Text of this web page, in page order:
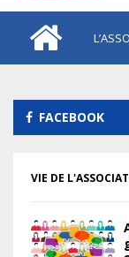
FACEBOOK
VIE DE